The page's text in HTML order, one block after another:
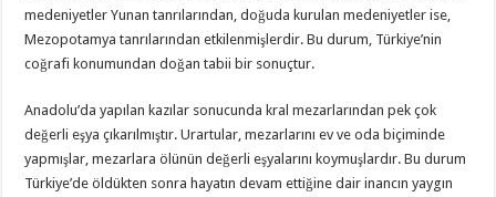
medeniyetler Yunan tanrılarından, doğuda kurulan medeniyetler ise,
Mezopotamya tanrılarından etkilenmişlerdir. Bu durum, Türkiye’nin
coğrafi konumundan doğan tabii bir sonuçtur.
Anadolu’da yapılan kazılar sonucunda kral mezarlarından pek çok
değerli eşya çıkarılmıştır. Urartular, mezarlarını ev ve oda biçiminde
yapmışlar, mezarlara ölünün değerli eşyalarını koymuşlardır. Bu durum
Türkiye’de öldükten sonra hayatın devam ettiğine dair inancın yaygın